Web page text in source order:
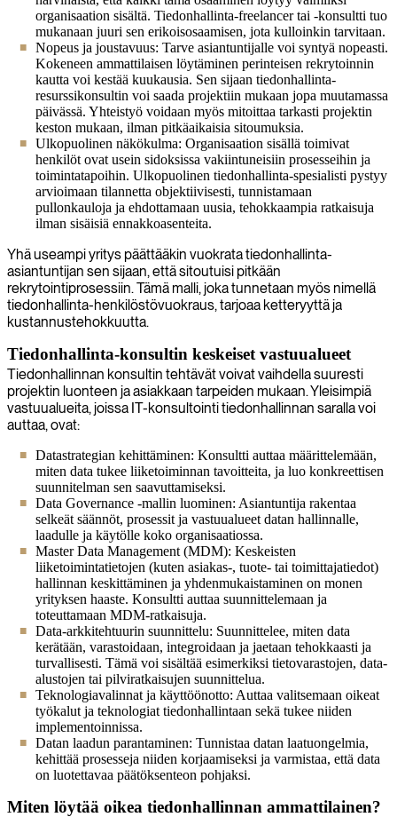
organisaation sisältä. Tiedonhallinta-freelancer tai -konsultti tuo
mukanaan juuri sen erikoisosaamisen, jota kulloinkin tarvitaan.
Nopeus ja joustavuus: Tarve asiantuntijalle voi syntyä nopeasti.
Kokeneen ammattilaisen löytäminen perinteisen rekrytoinnin
kautta voi kestää kuukausia. Sen sijaan tiedonhallinta-
resurssikonsultin voi saada projektiin mukaan jopa muutamassa
päivässä. Yhteistyö voidaan myös mitoittaa tarkasti projektin
keston mukaan, ilman pitkäaikaisia sitoumuksia.
Ulkopuolinen näkökulma: Organisaation sisällä toimivat
henkilöt ovat usein sidoksissa vakiintuneisiin prosesseihin ja
toimintatapoihin. Ulkopuolinen tiedonhallinta-spesialisti pystyy
arvioimaan tilannetta objektiivisesti, tunnistamaan
pullonkauloja ja ehdottamaan uusia, tehokkaampia ratkaisuja
ilman sisäisiä ennakkoasenteita.
Yhä useampi yritys päättääkin vuokrata tiedonhallinta-
asiantuntijan sen sijaan, että sitoutuisi pitkään
rekrytointiprosessiin. Tämä malli, joka tunnetaan myös nimellä
tiedonhallinta-henkilöstövuokraus, tarjoaa ketteryyttä ja
kustannustehokkuutta.
Tiedonhallinta-konsultin keskeiset vastuualueet
Tiedonhallinnan konsultin tehtävät voivat vaihdella suuresti
projektin luonteen ja asiakkaan tarpeiden mukaan. Yleisimpiä
vastuualueita, joissa IT-konsultointi tiedonhallinnan saralla voi
auttaa, ovat:
Datastrategian kehittäminen: Konsultti auttaa määrittelemään,
miten data tukee liiketoiminnan tavoitteita, ja luo konkreettisen
suunnitelman sen saavuttamiseksi.
Data Governance -mallin luominen: Asiantuntija rakentaa
selkeät säännöt, prosessit ja vastuualueet datan hallinnalle,
laadulle ja käytölle koko organisaatiossa.
Master Data Management (MDM): Keskeisten
liiketoimintatietojen (kuten asiakas-, tuote- tai toimittajatiedot)
hallinnan keskittäminen ja yhdenmukaistaminen on monen
yrityksen haaste. Konsultti auttaa suunnittelemaan ja
toteuttamaan MDM-ratkaisuja.
Data-arkkitehtuurin suunnittelu: Suunnittelee, miten data
kerätään, varastoidaan, integroidaan ja jaetaan tehokkaasti ja
turvallisesti. Tämä voi sisältää esimerkiksi tietovarastojen, data-
alustojen tai pilviratkaisujen suunnittelua.
Teknologiavalinnat ja käyttöönotto: Auttaa valitsemaan oikeat
työkalut ja teknologiat tiedonhallintaan sekä tukee niiden
implementoinnissa.
Datan laadun parantaminen: Tunnistaa datan laatuongelmia,
kehittää prosesseja niiden korjaamiseksi ja varmistaa, että data
on luotettavaa päätöksenteon pohjaksi.
Miten löytää oikea tiedonhallinnan ammattilainen?